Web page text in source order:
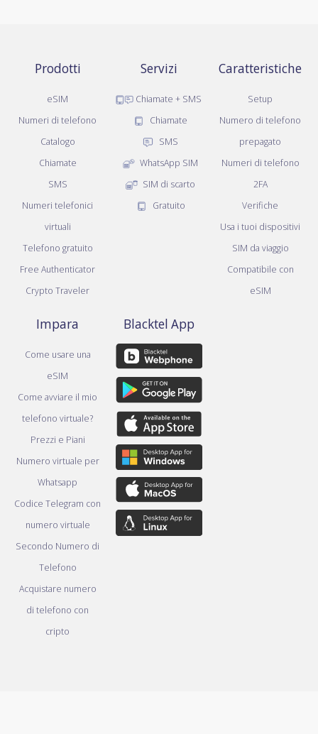
Prodotti
eSIM
Numeri di telefono
Catalogo
Chiamate
SMS
Numeri telefonici
virtuali
Telefono gratuito
Free Authenticator
Crypto Traveler
Servizi
Chiamate + SMS
Chiamate
SMS
WhatsApp SIM
SIM di scarto
Gratuito
Caratteristiche
Setup
Numero di telefono
prepagato
Numeri di telefono
2FA
Verifiche
Usa i tuoi dispositivi
SIM da viaggio
Compatibile con
eSIM
Impara
Come usare una
eSIM
Come avviare il mio
telefono virtuale?
Prezzi e Piani
Numero virtuale per
Whatsapp
Codice Telegram con
numero virtuale
Secondo Numero di
Telefono
Acquistare numero
di telefono con
cripto
Blacktel App